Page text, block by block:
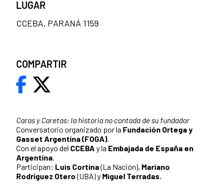
Caras y Caretas: la historia no contada de su fundador
Conversatorio organizado por la Fundación Ortega y
Gasset Argentina (FOGA).
Con el apoyo del CCEBA y la Embajada de España en
Argentina.
Participan: Luis Cortina(La Nación), Mariano
Rodríguez Otero(UBA) y Miguel Terradas.
LUGAR
CCEBA, PARANÁ 1159
COMPARTIR